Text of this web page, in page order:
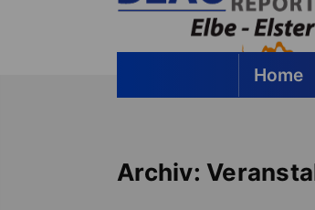
Home
Archiv: